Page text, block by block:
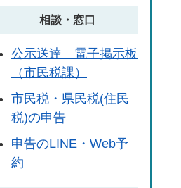
相談・窓口
公示送達 電子掲示板
（市民税課）
市民税・県民税(住民
税)の申告
申告のLINE・Web予
約